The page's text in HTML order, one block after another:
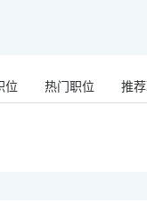
位 热门职位 推